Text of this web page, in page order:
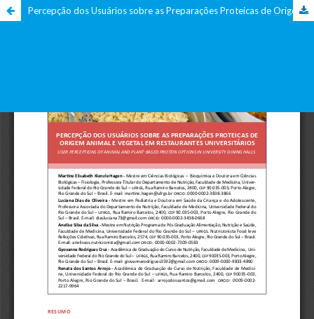
Percepção dos Usuários sobre as Preparações Proteicas de Origem Animal e Vegetal em Restaurantes Universitários